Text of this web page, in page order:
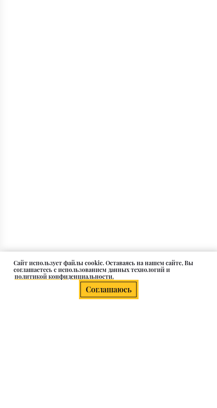
Cайт использует файлы cookie. Оставаясь на нашем сайте, Вы
соглашаетесь с использованием данных технологий и
политикой конфиденциальности.
Соглашаюсь